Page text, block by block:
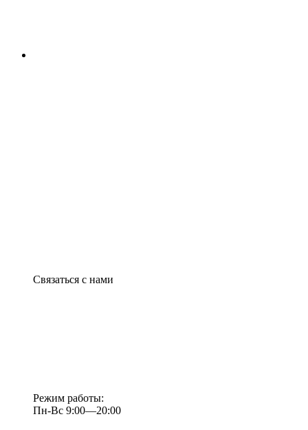
Связаться с нами
Режим работы:
Пн-Вс 9:00—20:00